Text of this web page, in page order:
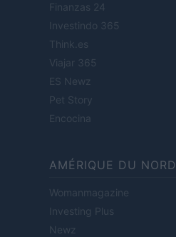
Finanzas 24
Investindo 365
Think.es
Viajar 365
ES Newz
Pet Story
Encocina
AMÉRIQUE DU NORD
Womanmagazine
Investing Plus
Newz